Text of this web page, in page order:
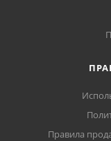
Правила